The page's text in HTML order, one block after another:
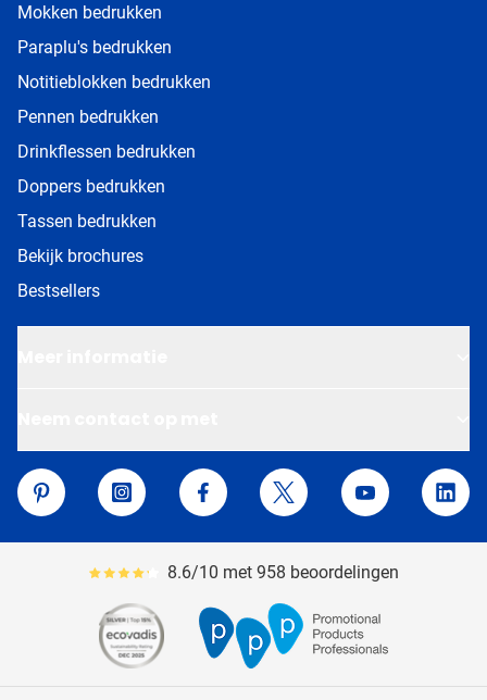
Mokken bedrukken
Paraplu's bedrukken
Notitieblokken bedrukken
Pennen bedrukken
Drinkflessen bedrukken
Doppers bedrukken
Tassen bedrukken
Bekijk brochures
Bestsellers
Van Helden Relatiegeschenken
Pinterest
Instagram Facebook Twitter YouTube
Gemiddeld reviewpercentage is 86
8.6/10 met 958 beoordelingen